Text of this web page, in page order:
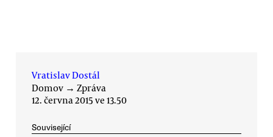
Vratislav Dostál
Domov → Zpráva
12. června 2015 ve 13.50
Související